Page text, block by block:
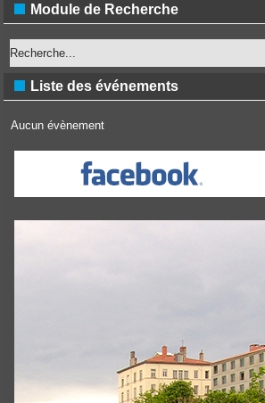
Module de Recherche
Liste des événements
Aucun évènement